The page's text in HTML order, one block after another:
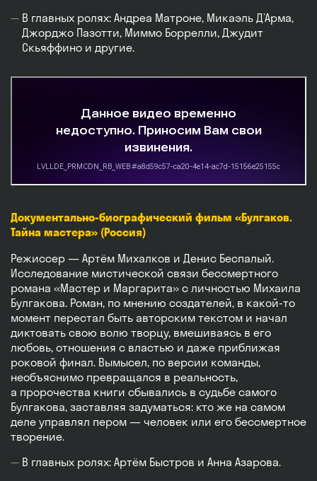
В главных ролях: Андреа Матроне, Микаэль Д’Арма,
Джорджо Пазотти, Миммо Боррелли, Джудит
Скьяффино и другие.
Документально-биографический фильм «Булгаков.
Тайна мастера» (Россия)
Режиссер — Артём Михалков и Денис Беспалый.
Исследование мистической связи бессмертного
романа «Мастер и Маргарита» с личностью Михаила
Булгакова. Роман, по мнению создателей, в какой-то
момент перестал быть авторским текстом и начал
диктовать свою волю творцу, вмешиваясь в его
любовь, отношения с властью и даже приближая
роковой финал. Вымысел, по версии команды,
необъяснимо превращался в реальность,
а пророчества книги сбывались в судьбе самого
Булгакова, заставляя задуматься: кто же на самом
деле управлял пером — человек или его бессмертное
творение.
В главных ролях: Артём Быстров и Анна Азарова.